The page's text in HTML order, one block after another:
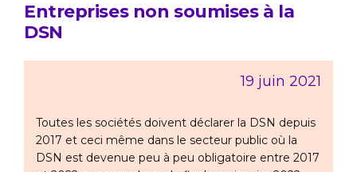
Entreprises non soumises à la
DSN
19 juin 2021
Toutes les sociétés doivent déclarer la DSN depuis
2017 et ceci même dans le secteur public où la
DSN est devenue peu à peu obligatoire entre 2017